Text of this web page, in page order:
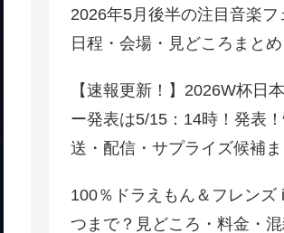
2026年5月後半の注目音楽フ
日程・会場・見どころまとめ
【速報更新！】2026W杯日
ー発表は5/15：14時！発表
送・配信・サプライズ候補
100％ドラえもん＆フレンズ
つまで？見どころ・料金・混